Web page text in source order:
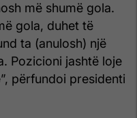
më shumë gola.
gola, duhet të
ta (anulosh) një
Pozicioni jashtë loje
përfundoi presidenti